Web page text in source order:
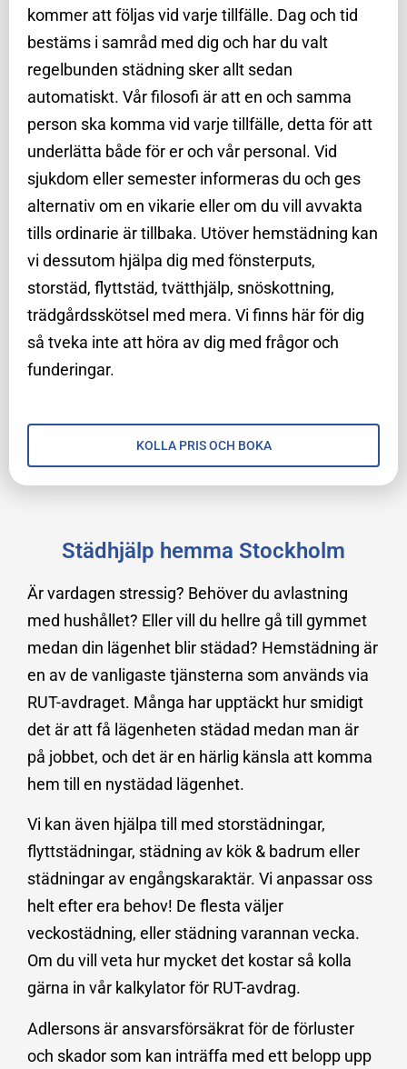
kommer att följas vid varje tillfälle. Dag och tid
bestäms i samråd med dig och har du valt
regelbunden städning sker allt sedan
automatiskt. Vår filosofi är att en och samma
person ska komma vid varje tillfälle, detta för att
underlätta både för er och vår personal. Vid
sjukdom eller semester informeras du och ges
alternativ om en vikarie eller om du vill avvakta
tills ordinarie är tillbaka. Utöver hemstädning kan
vi dessutom hjälpa dig med fönsterputs,
storstäd, flyttstäd, tvätthjälp, snöskottning,
trädgårdsskötsel med mera. Vi finns här för dig
så tveka inte att höra av dig med frågor och
funderingar.
KOLLA PRIS OCH BOKA
Städhjälp hemma Stockholm
Är vardagen stressig? Behöver du avlastning
med hushållet? Eller vill du hellre gå till gymmet
medan din lägenhet blir städad? Hemstädning är
en av de vanligaste tjänsterna som används via
RUT-avdraget. Många har upptäckt hur smidigt
det är att få lägenheten städad medan man är
på jobbet, och det är en härlig känsla att komma
hem till en nystädad lägenhet.
Vi kan även hjälpa till med storstädningar,
flyttstädningar, städning av kök & badrum eller
städningar av engångskaraktär. Vi anpassar oss
helt efter era behov! De flesta väljer
veckostädning, eller städning varannan vecka.
Om du vill veta hur mycket det kostar så kolla
gärna in vår kalkylator för RUT-avdrag.
Adlersons är ansvarsförsäkrat för de förluster
och skador som kan inträffa med ett belopp upp